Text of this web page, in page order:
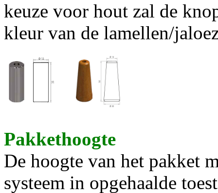
keuze voor hout zal de
kleur van de lamellen/
Pakkethoogte
De hoogte van het pakket
systeem in opgehaalde